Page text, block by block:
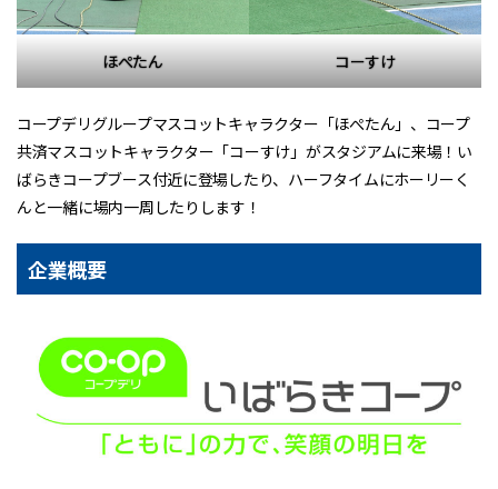
ほぺたん コーすけ
コープデリグループマスコットキャラクター「ほぺたん」、コープ
共済マスコットキャラクター「コーすけ」がスタジアムに来場！い
ばらきコープブース付近に登場したり、ハーフタイムにホーリーく
んと一緒に場内一周したりします！
企業概要